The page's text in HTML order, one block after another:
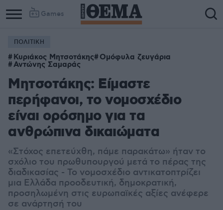
Games
ΠΟΛΙΤΙΚΗ
Κυριάκος Μητσοτάκης Ομόφυλα ζευγάρια
Αντώνης Σαμαράς
Μητσοτάκης: Είμαστε
περήφανοι, το νομοσχέδιο
είναι ορόσημο για τα
ανθρώπινα δικαιώματα
«Στόχος επετεύχθη, πάμε παρακάτω» ήταν το
σχόλιο του πρωθυπουργού μετά το πέρας της
διαδικασίας - Το νομοσχέδιο αντικατοπτρίζει
μια Ελλάδα προοδευτική, δημοκρατική,
προσηλωμένη στις ευρωπαϊκές αξίες ανέφερε
σε ανάρτησή του